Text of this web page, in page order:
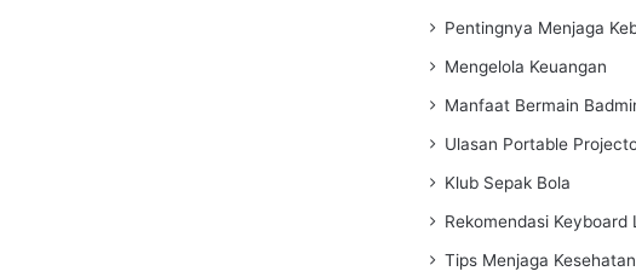
Pentingnya Menjaga
Mengelola Keuangan
Manfaat Bermain
Ulasan Portable
Klub Sepak Bola
Rekomendasi Keyboard
Tips Menjaga Kesehatan